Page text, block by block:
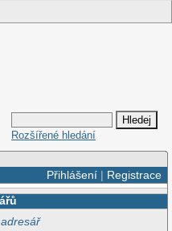
Rozšířené hledání
Přihlášení| Registrace